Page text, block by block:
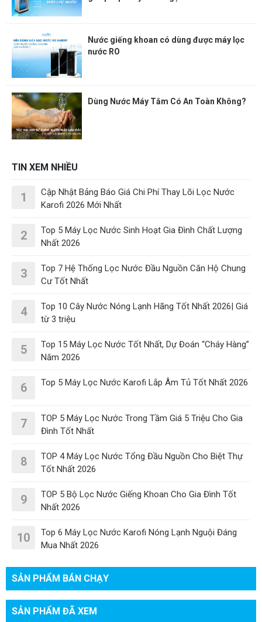
Nước giếng khoan có dùng được máy lọc
nước RO
Dùng Nước Máy Tắm Có An Toàn Không?
TIN XEM NHIỀU
1
Cập Nhật Bảng Báo Giá Chi Phí Thay Lõi Lọc Nước
Karofi 2026 Mới Nhất
2
Top 5 Máy Lọc Nước Sinh Hoạt Gia Đình Chất Lượng
Nhất 2026
3
Top 7 Hệ Thống Lọc Nước Đầu Nguồn Căn Hộ Chung
Cư Tốt Nhất
4
Top 10 Cây Nước Nóng Lạnh Hãng Tốt Nhất 2026| Giá
từ 3 triệu
5
Top 15 Máy Lọc Nước Tốt Nhất, Dự Đoán “Cháy Hàng”
Năm 2026
6 Top 5 Máy Lọc Nước Karofi Lắp Âm Tủ Tốt Nhất 2026
7
TOP 5 Máy Lọc Nước Trong Tầm Giá 5 Triệu Cho Gia
Đình Tốt Nhất
8
TOP 4 Máy Lọc Nước Tổng Đầu Nguồn Cho Biệt Thự
Tốt Nhất 2026
9
TOP 5 Bộ Lọc Nước Giếng Khoan Cho Gia Đình Tốt
Nhất 2026
10
Top 6 Máy Lọc Nước Karofi Nóng Lạnh Nguội Đáng
Mua Nhất 2026
SẢN PHẨM BÁN CHẠY
SẢN PHẨM ĐÃ XEM